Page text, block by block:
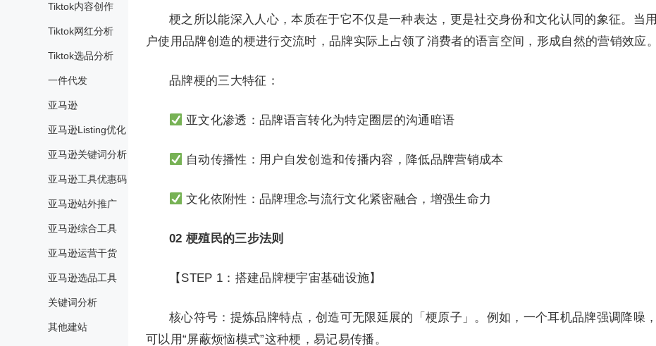
Tiktok内容创作
Tiktok网红分析
Tiktok选品分析
一件代发
亚马逊
亚马逊Listing优化
亚马逊关键词分析
亚马逊工具优惠码
亚马逊站外推广
亚马逊综合工具
亚马逊运营干货
亚马逊选品工具
关键词分析
其他建站
梗之所以能深入人心，本质在于它不仅是一种表达，更是社交身份和文化认同的象征。当用
户使用品牌创造的梗进行交流时，品牌实际上占领了消费者的语言空间，形成自然的营销效应。
品牌梗的三大特征：
亚文化渗透：品牌语言转化为特定圈层的沟通暗语
自动传播性：用户自发创造和传播内容，降低品牌营销成本
文化依附性：品牌理念与流行文化紧密融合，增强生命力
02 梗殖民的三步法则
【STEP 1：搭建品牌梗宇宙基础设施】
核心符号：提炼品牌特点，创造可无限延展的「梗原子」。例如，一个耳机品牌强调降噪，
可以用“屏蔽烦恼模式”这种梗，易记易传播。